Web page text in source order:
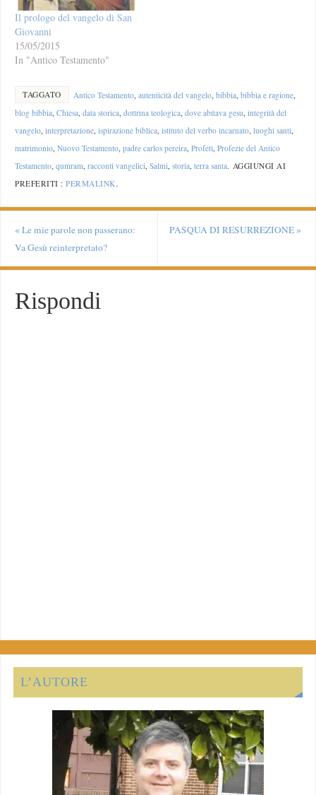
Il prologo del vangelo di San
Giovanni
15/05/2015
In "Antico Testamento"
TAGGATO Antico Testamento, autenticità del vangelo, bibbia, bibbia e ragione,
blog bibbia,Chiesa,data storica,dottrina teologica,dove abitava gesu,integrità del
vangelo,interpretazione,ispirazione biblica,istituto del verbo incarnato,luoghi santi,
matrimonio,Nuovo Testamento,padre carlos pereira,Profeti,Profezie del Antico
Testamento,qumram,racconti vangelici,Salmi,storia,terra santa. AGGIUNGI AI
PREFERITI :PERMALINK.
« Le mie parole non passerano:
Va Gesù reinterpretato?
PASQUA DI RESURREZIONE»
Rispondi
L’AUTORE